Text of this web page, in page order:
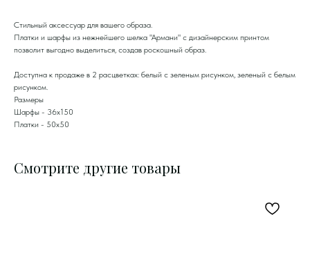
Стильный аксессуар для вашего образа.
Платки и шарфы из нежнейшего шелка "Армани" с дизайнерским принтом
позволит выгодно выделиться, создав роскошный образ.
Доступна к продаже в 2 расцветках: белый с зеленым рисунком, зеленый с белым
рисунком.
Размеры
Шарфы - 36х150
Платки - 50х50
Смотрите другие товары